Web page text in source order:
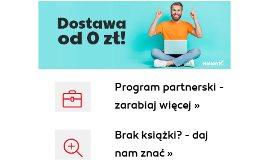
Program partnerski -
zarabiaj więcej »
Brak książki? - daj
nam znać »